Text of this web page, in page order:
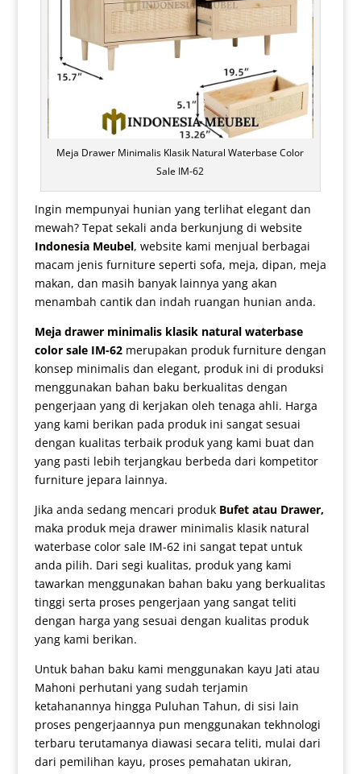
Meja Drawer Minimalis Klasik Natural Waterbase Color
Sale IM-62
Ingin mempunyai hunian yang terlihat elegant dan
mewah? Tepat sekali anda berkunjung di website
Indonesia Meubel, website kami menjual berbagai
macam jenis furniture seperti sofa, meja, dipan, meja
makan, dan masih banyak lainnya yang akan
menambah cantik dan indah ruangan hunian anda.
Meja drawer minimalisklasik natural waterbase
color sale IM-62merupakan produk furniture dengan
konsep minimalis dan elegant, produk ini di produksi
menggunakan bahan baku berkualitas dengan
pengerjaan yang di kerjakan oleh tenaga ahli. Harga
yang kami berikan pada produk ini sangat sesuai
dengan kualitas terbaik produk yang kami buat dan
yang pasti lebih terjangkau berbeda dari kompetitor
furniture jepara lainnya.
Jika anda sedang mencari produk Bufet atau Drawer,
maka produk meja drawer minimalis klasiknatural
waterbase color sale IM-62 ini sangat tepat untuk
anda pilih. Dari segi kualitas, produk yang kami
tawarkan menggunakan bahan baku yang berkualitas
tinggi serta proses pengerjaan yang sangat teliti
dengan harga yang sesuai dengan kualitas produk
yang kami berikan.
Untuk bahan baku kami menggunakan kayu Jati atau
Mahoni perhutani yang sudah terjamin
ketahanannya hingga Puluhan Tahun, di sisi lain
proses pengerjaannya pun menggunakan tekhnologi
terbaru terutamanya diawasi secara teliti, mulai dari
dari pemilihan kayu, proses pemahatan ukiran,